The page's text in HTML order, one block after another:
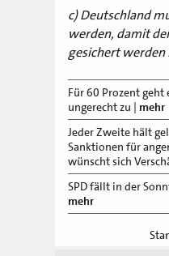
c) Deutschland
werden, damit
gesichert werden
Für 60 Prozent geht
ungerecht zu | mehr
Jeder Zweite hält
Sanktionen für
wünscht sich
SPD fällt in der
mehr